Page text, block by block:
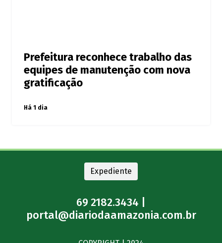
Prefeitura reconhece trabalho das
equipes de manutenção com nova
gratificação
Há 1 dia
Expediente
69 2182.3434 |
portal@diariodaamazonia.com.br